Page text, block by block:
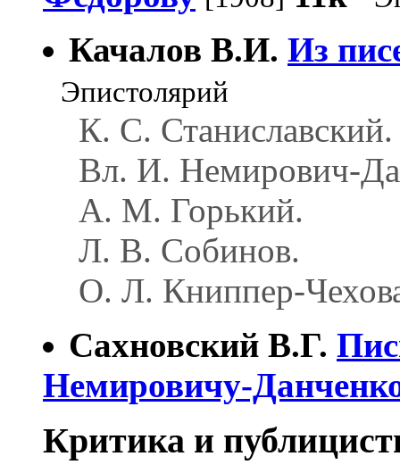
Качалов В.И. Из
Эпистолярий
К. С. Станиславский.
Вл. И. Немирович-
А. М. Горький.
Л. В. Собинов.
О. Л. Книппер-
Сахновский В.Г.
Немировичу-
Критика и